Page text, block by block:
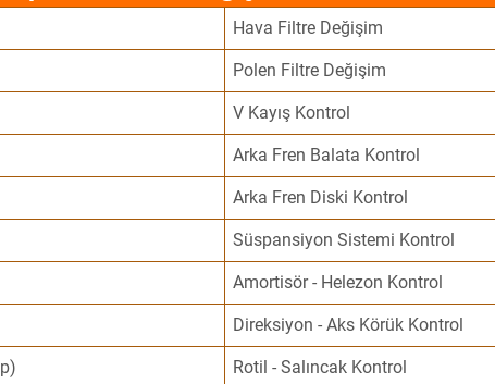
Hava Filtre Değişim
Polen Filtre Değişim
V Kayış Kontrol
Arka Fren Balata Kontrol
Arka Fren Diski Kontrol
Süspansiyon Sistemi Kontrol
Amortisör - Helezon Kontrol
Direksiyon - Aks Körük Kontrol
Rotil - Salıncak Kontrol